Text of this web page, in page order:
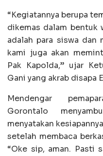
“Kegiatannya berupa
dikemas dalam bentuk
adalah para siswa dan
kami juga akan
Pak Kapolda,” ujar
Gani yang akrab disapa
Mendengar
Gorontalo
menyatakan
setelah membaca
“Oke sip, aman. Pasti